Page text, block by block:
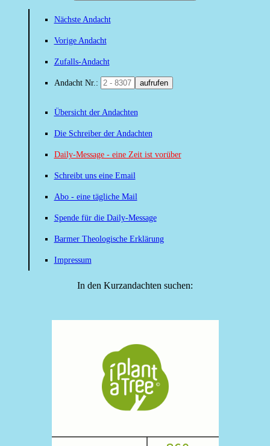
Nächste Andacht
Vorige Andacht
Zufalls-Andacht
Andacht Nr.: aufrufen
Übersicht der Andachten
Die Schreiber der Andachten
Daily-Message - eine Zeit ist vorüber
Schreibt uns eine Email
Abo - eine tägliche Mail
Spende für die Daily-Message
Barmer Theologische Erklärung
Impressum
In den Kurzandachten suchen: